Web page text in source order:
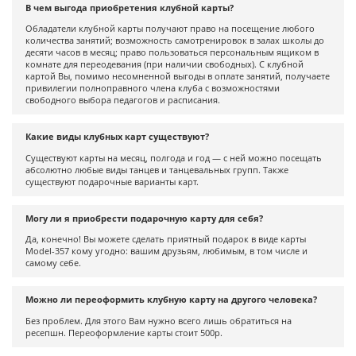
АРЕНДА ЗАЛА
КОНТАКТЫ
Контакты Белорусская
Контакты Таганская
В чем выгода приобретения клубной карты?
Обладатели клубной карты получают право на посещение любого
количества занятий; возможность самотренировок в залах школы до
десяти часов в месяц; право пользоваться персональным ящиком в
комнате для переодевания (при наличии свободных). С клубной
картой Вы, помимо несомненной выгоды в оплате занятий, получаете
привилегии полноправного члена клуба с возможностями
свободного выбора педагогов и расписания.
Какие виды клубныx карт существуют?
Существуют карты на месяц, полгода и год — с ней можно посещать
абсолютно любые виды танцев и танцевальных групп. Также
существуют подарочные варианты карт.
Могу ли я приобрести подарочную карту для себя?
Да, конечно! Вы можете сделать приятный подарок в виде карты
Model-357 кому угодно: вашим друзьям, любимым, в том числе и
самому себе.
Можно ли переоформить клубную карту на другого человека?
Без проблем. Для этого Вам нужно всего лишь обратиться на
ресепшн. Переоформление карты стоит 500р.